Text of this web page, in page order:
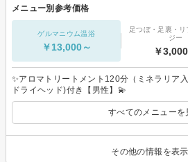
メニュー別参考価格
ゲルマニウム温浴
￥13,000～
足つぼ・足裏・リ
ジー
￥
✨アロマトリートメント120分（ミネラリア
ドライヘッド)付き【男性】💫
すべてのメニューを
その他の情報を表示